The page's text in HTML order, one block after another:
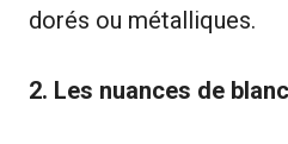
dorés ou métalliques.
2. Les nuances de